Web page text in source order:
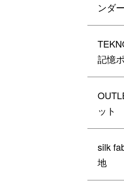
ンダ
記憶
ット
silk
地